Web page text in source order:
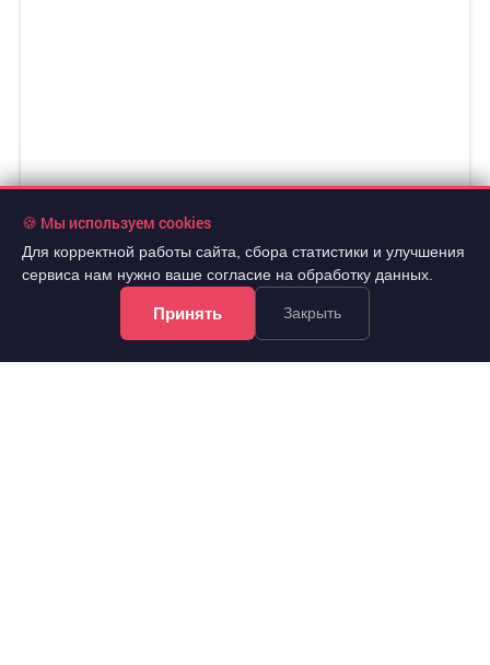
🍪 Мы используем cookies
Для корректной работы сайта, сбора статистики и улучшения
сервиса нам нужно ваше согласие на обработку данных.
Принять Закрыть